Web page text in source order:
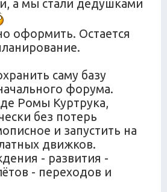
а мы стали дедушками
оформить. Остается
саму базу
форума.
Ромы Куртрука,
без потерь
и запустить на
движков.
- развития -
- переходов и